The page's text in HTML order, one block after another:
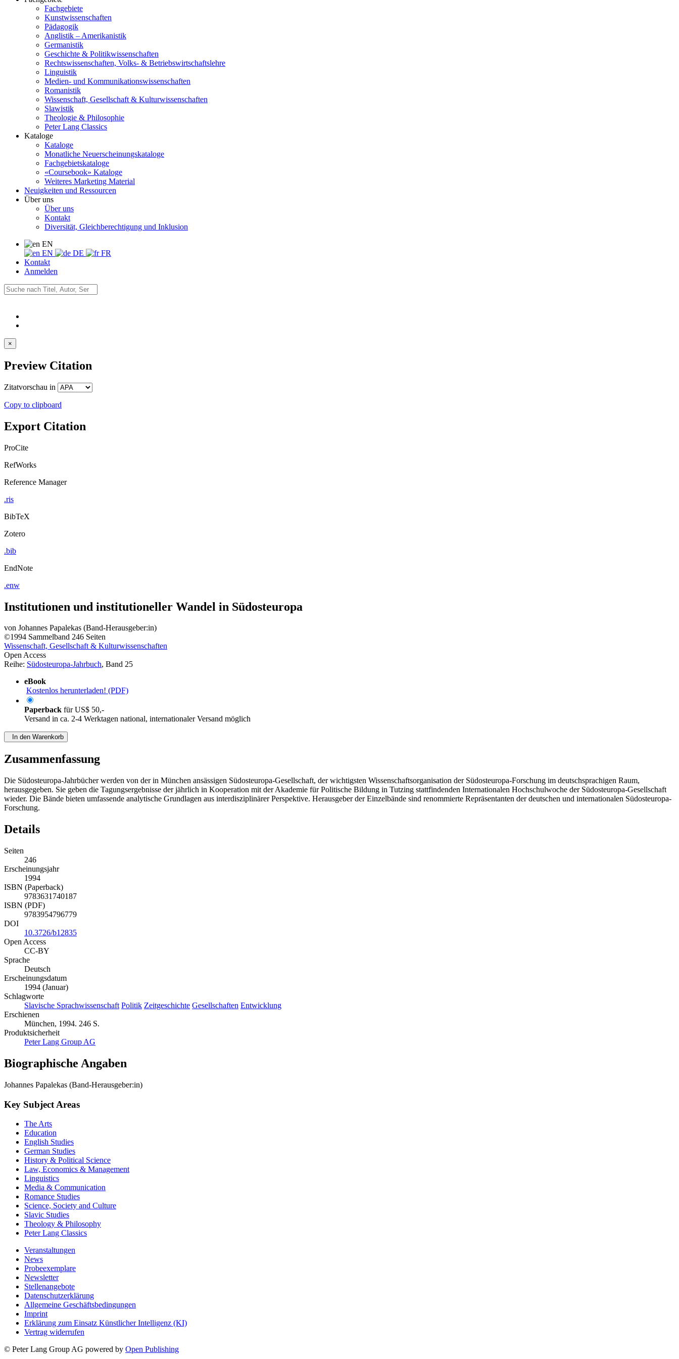
Fachgebiete
Kunstwissenschaften
Pädagogik
Anglistik – Amerikanistik
Germanistik
Geschichte & Politikwissenschaften
Rechtswissenschaften, Volks- & Betriebswirtschaftslehre
Linguistik
Medien- und Kommunikationswissenschaften
Romanistik
Wissenschaft, Gesellschaft & Kulturwissenschaften
Slawistik
Theologie & Philosophie
Peter Lang Classics
Kataloge
Kataloge
Monatliche Neuerscheinungskataloge
Fachgebietskataloge
«Coursebook» Kataloge
Weiteres Marketing Material
Neuigkeiten und Ressourcen
Über uns
Über uns
Kontakt
Diversität, Gleichberechtigung und Inklusion
EN
EN
DE
FR
Kontakt
Anmelden
×
Preview Citation
Zitatvorschau in
Copy to clipboard
Export Citation
ProCite
RefWorks
Reference Manager
.ris
BibTeX
Zotero
.bib
EndNote
.enw
Institutionen und institutioneller Wandel in Südosteuropa
von Johannes Papalekas (Band-Herausgeber:in)
©1994 Sammelband 246 Seiten
Wissenschaft, Gesellschaft & Kulturwissenschaften
Open Access
Reihe: Südosteuropa-Jahrbuch, Band 25
eBook
Kostenlos herunterladen! (PDF)
Paperback fürUS$ 50,-
Versand in ca. 2-4 Werktagen national, internationaler Versand möglich
In den Warenkorb
Zusammenfassung
Die Südosteuropa-Jahrbücher werden von der in München ansässigen Südosteuropa-Gesellschaft, der wichtigsten Wissenschaftsorganisation der Südosteuropa-Forschung im deutschsprachigen Raum,
herausgegeben. Sie geben die Tagungsergebnisse der jährlich in Kooperation mit der Akademie für Politische Bildung in Tutzing stattfindenden Internationalen Hochschulwoche der Südosteuropa-Gesellschaft
wieder. Die Bände bieten umfassende analytische Grundlagen aus interdisziplinärer Perspektive. Herausgeber der Einzelbände sind renommierte Repräsentanten der deutschen und internationalen Südosteuropa-
Forschung.
Details
Seiten
246
Erscheinungsjahr
1994
ISBN (Paperback)
9783631740187
ISBN (PDF)
9783954796779
DOI
10.3726/b12835
Open Access
CC-BY
Sprache
Deutsch
Erscheinungsdatum
1994 (Januar)
Schlagworte
Slavische Sprachwissenschaft Politik Zeitgeschichte Gesellschaften Entwicklung
Erschienen
München, 1994. 246 S.
Produktsicherheit
Peter Lang Group AG
Biographische Angaben
Johannes Papalekas (Band-Herausgeber:in)
Key Subject Areas
The Arts
Education
English Studies
German Studies
History & Political Science
Law, Economics & Management
Linguistics
Media & Communication
Romance Studies
Science, Society and Culture
Slavic Studies
Theology & Philosophy
Peter Lang Classics
Veranstaltungen
News
Probeexemplare
Newsletter
Stellenangebote
Datenschutzerklärung
Allgemeine Geschäftsbedingungen
Imprint
Erklärung zum Einsatz Künstlicher Intelligenz (KI)
Vertrag widerrufen
© Peter Lang Group AG powered by Open Publishing